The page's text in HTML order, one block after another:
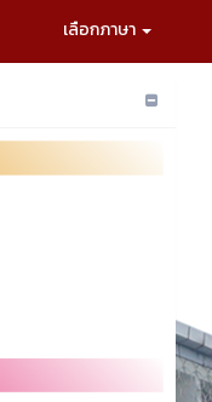
เลือกภาษา